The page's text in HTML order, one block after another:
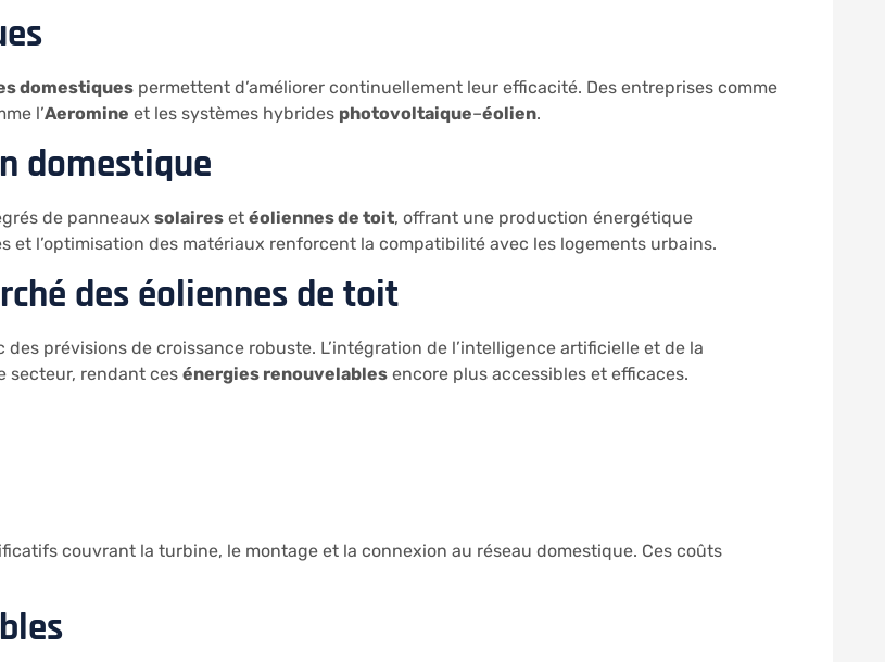
domestiques permettent d’améliorer continuellement leur efficacité. Des entreprises comme
l’Aeromine et les systèmes hybrides photovoltaique–éolien.
domestique
de panneaux solaires et éoliennes de toit, offrant une production énergétique
l’optimisation des matériaux renforcent la compatibilité avec les logements urbains.
des éoliennes de toit
prévisions de croissance robuste. L’intégration de l’intelligence artificielle et de la
secteur, rendant ces énergies renouvelables encore plus accessibles et efficaces.
couvrant la turbine, le montage et la connexion au réseau domestique. Ces coûts